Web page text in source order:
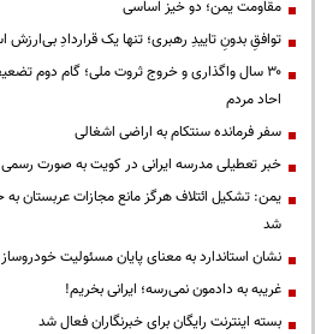
مقاومت یمن؛ دو خیز اساسی
توافقِ بدونِ تاییدِ رهبری؛ تنها یک قراردادِ
۳۰ سال واگذاری و خروج ثروت ملی؛ گام دوم
احاد مردم
سفر فرمانده سنتکام به اراضی اشغالی
خبر تعطیلی مدرسه ایرانی در کویت به صورت رسمی
یمن: تشکیل ائتلاف هرگز مانع مجازات عربستان
شد
نشان استاندارد به معنای پایان مسئولیت
غریبه به دادمون نمی‌رسه؛ ایرانی بخریم!
بسته اینترنت رایگان برای خبرنگاران فعال شد